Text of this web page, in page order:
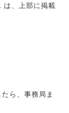
は、上部に掲載
ら、 事務局ま